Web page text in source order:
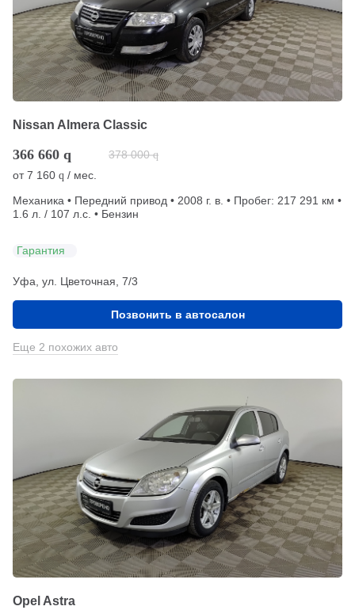
Nissan Almera Classic
366 660 q 378 000 q
от7 160 q / мес.
Механика • Передний привод • 2008 г. в. • Пробег: 217 291 км •
1.6 л. / 107 л.с. • Бензин
Гарантия
Уфа, ул. Цветочная, 7/3
Позвонить в автосалон
Еще 2 похожих авто
Opel Astra